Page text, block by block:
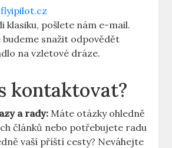
klasiku, pošlete nám e-mail.
budeme snažit odpovědět
na vzletové dráze.
kontaktovat?
a rady: Máte otázky ohledně
článků nebo potřebujete radu
vaší příští cesty? Neváhejte